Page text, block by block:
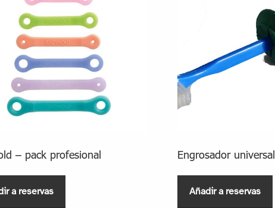
– pack profesional
a reservas
Engrosador universal
Añadir a reservas